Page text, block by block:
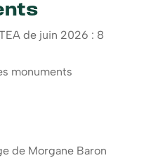
de juin 2026 : 8
monuments
de Morgane Baron